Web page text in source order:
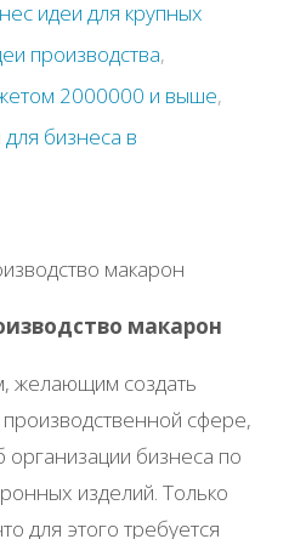
идеи для крупных
производства,
2000000 и выше,
бизнеса в
макарон
желающим создать
сфере,
организации бизнеса по
изделий. Только
для этого требуется